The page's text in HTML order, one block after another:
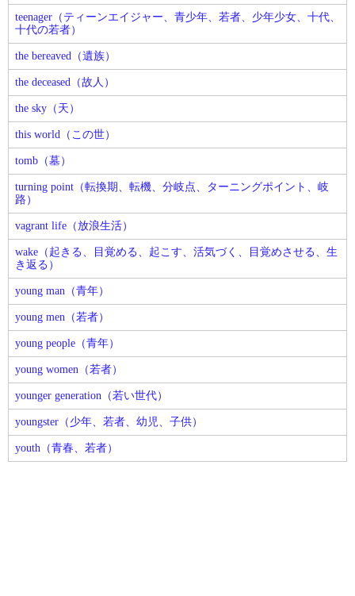
teenager（ティーンエイジャー、青少年、若者、少年少女、十代、
十代の若者）
the bereaved（遺族）
the deceased（故人）
the sky（天）
this world（この世）
tomb（墓）
turning point（転換期、転機、分岐点、ターニングポイント、岐
路）
vagrant life（放浪生活）
wake（起きる、目覚める、起こす、活気づく、目覚めさせる、生
き返る）
young man（青年）
young men（若者）
young people（青年）
young women（若者）
younger generation（若い世代）
youngster（少年、若者、幼児、子供）
youth（青春、若者）